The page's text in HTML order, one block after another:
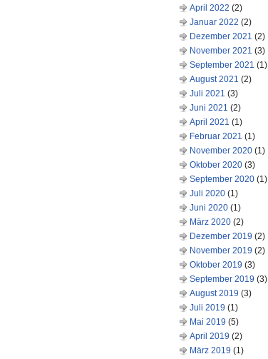
April 2022 (2)
Januar 2022 (2)
Dezember 2021 (2)
November 2021 (3)
September 2021 (1)
August 2021 (2)
Juli 2021 (3)
Juni 2021 (2)
April 2021 (1)
Februar 2021 (1)
November 2020 (1)
Oktober 2020 (3)
September 2020 (1)
Juli 2020 (1)
Juni 2020 (1)
März 2020 (2)
Dezember 2019 (2)
November 2019 (2)
Oktober 2019 (3)
September 2019 (3)
August 2019 (3)
Juli 2019 (1)
Mai 2019 (5)
April 2019 (2)
März 2019 (1)